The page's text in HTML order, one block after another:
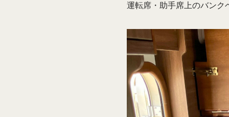
運転席・助手席上のバンク